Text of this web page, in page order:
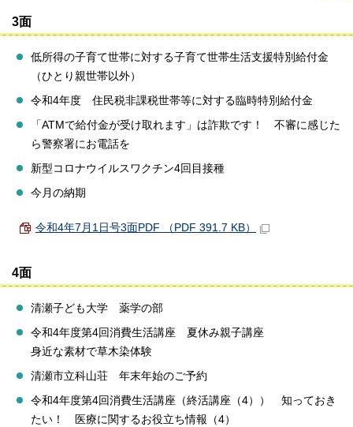
3面
低所得の子育て世帯に対する子育て世帯生活支援特別給付金
（ひとり親世帯以外）
令和4年度 住民税非課税世帯等に対する臨時特別給付金
「ATMで給付金が受け取れます」は詐欺です！ 不審に感じた
ら警察署にお電話を
新型コロナウイルスワクチン4回目接種
今月の納期
令和4年7月1日号3面PDF （PDF 391.7 KB）
4面
清瀬子ども大学 薬学の部
令和4年度第4回消費生活講座 夏休み親子講座
身近な素材で草木染体験
清瀬市立科山荘 年末年始のご予約
令和4年度第4回消費生活講座（終活講座（4）） 知っておき
たい！ 医療に関するお役立ち情報（4）